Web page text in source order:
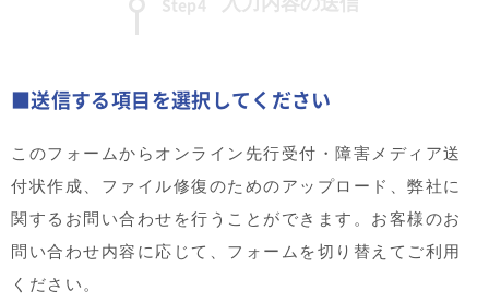
Step4
■送信する項目を選択してください
このフォームからオンライン先行受付・障害メディア送
付状作成、ファイル修復のためのアップロード、弊社に
関するお問い合わせを行うことができます。お客様のお
問い合わせ内容に応じて、フォームを切り替えてご利用
ください。